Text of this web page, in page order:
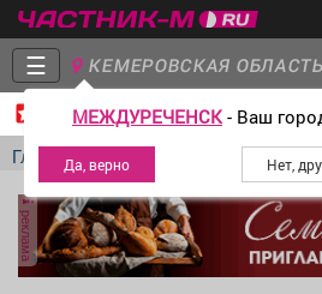
☰ КЕМЕРОВСКАЯ
МЕЖДУРЕЧЕНСК- Ваш
ГЛАВНАЯ ГРУППЫ
Главная
Группы
Объявления Недвижимость
Главная Кузбасс
реклама